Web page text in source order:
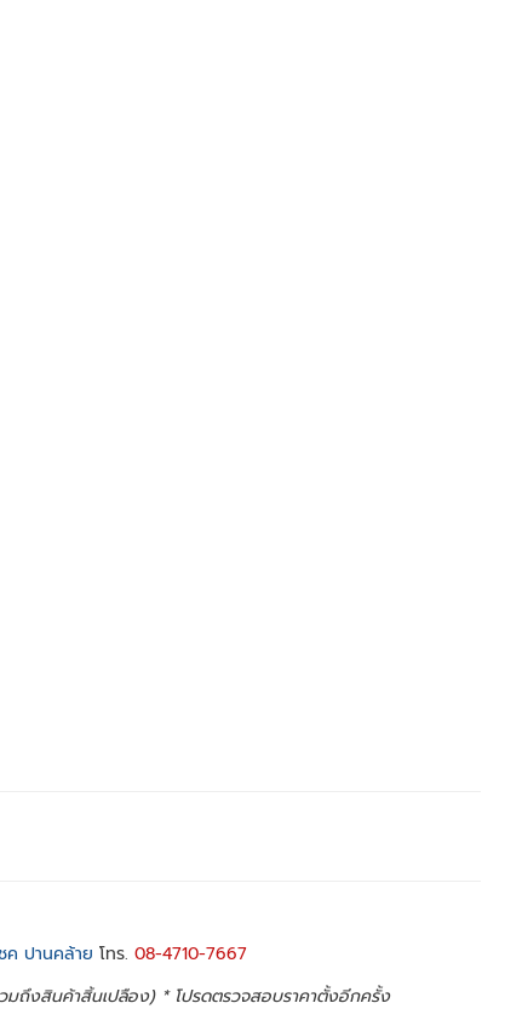
ค ปานคล้าย โทร. 08-4710-7667
มถึงสินค้าสิ้นเปลือง) * โปรดตรวจสอบราคาตั้งอีกครั้ง